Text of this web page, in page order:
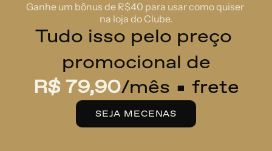
Ganhe um bônus de R$40 para usar como quiser
na loja do Clube.
Tudo isso pelo preço
promocional de
R$ 79,90/mês + frete
SEJA MECENAS